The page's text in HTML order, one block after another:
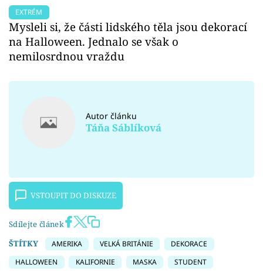
EXTRÉM
Mysleli si, že části lidského těla jsou dekorací
na Halloween. Jednalo se však o
nemilosrdnou vraždu
Autor článku
Táňa Sáblíková
VSTOUPIT DO DISKUZE
Sdílejte článek
ŠTÍTKY
AMERIKA VELKÁ BRITÁNIE
DEKORACE
HALLOWEEN
KALIFORNIE MASKA
STUDENT